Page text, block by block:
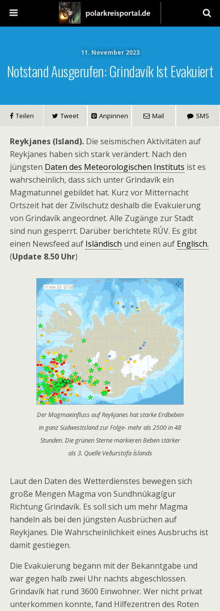
11. November 2023
Notstand Ausgerufen: Grindavík Ist Evakuiert
Teilen Tweet Anpinnen Mail SMS
Reykjanes (Island). Die seismischen Aktivitäten auf
Reykjanes haben sich stark verändert. Nach den
jüngsten Daten des Meteorologischen Instituts ist es
wahrscheinlich, dass sich unter Grindavík ein
Magmatunnel gebildet hat. Kurz vor Mitternacht
Ortszeit hat der Zivilschutz deshalb die Evakuierung
von Grindavík angeordnet. Alle Zugänge zur Stadt
sind nun gesperrt. Darüber berichtete RÚV. Es gibt
einen Newsfeed auf Isländisch und einen auf Englisch.
(Update 8.50 Uhr)
Der Magmaeinfluss auf Reykjanes hat starke Erdbeben
in ganz Südwestisland zur Folge- mehr als 2500 in 48
Stunden. Die grünen Sterne markieren Beben stärker
als 3. Quelle Veðurstofa Íslands
Laut den Daten des Wetterdienstes bewegen sich
große Mengen Magma von Sundhnúkagígur
Richtung Grindavík. Es soll sich um mehr Magma
handeln als bei den jüngsten Ausbrüchen auf
Reykjanes. Die Wahrscheinlichkeit eines Ausbruchs ist
damit gestiegen.
Die Evakuierung begann mit der Bekanntgabe und
war gegen halb zwei Uhr nachts abgeschlossen.
Grindavík hat rund 3600 Einwohner. Wer nicht privat
unterkommen konnte, fand Hilfezentren des Roten